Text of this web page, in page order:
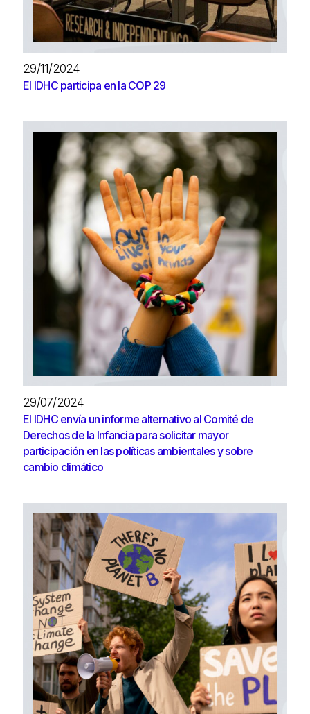
29/11/2024
El IDHC participa en la COP 29
29/07/2024
El IDHC envía un informe alternativo al Comité de
Derechos de la Infancia para solicitar mayor
participación en las políticas ambientales y sobre
cambio climático